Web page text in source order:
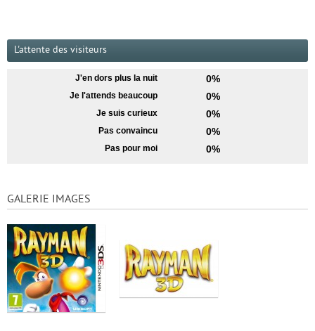
L'attente des visiteurs
J'en dors plus la nuit 0%
Je l'attends beaucoup 0%
Je suis curieux 0%
Pas convaincu 0%
Pas pour moi 0%
GALERIE IMAGES